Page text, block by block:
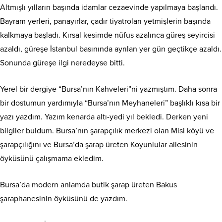
Altmışlı yılların başında idamlar cezaevinde yapılmaya başlandı.
Bayram yerleri, panayırlar, çadır tiyatroları yetmişlerin başında
kalkmaya başladı. Kırsal kesimde nüfus azalınca güreş seyircisi
azaldı, güreşe İstanbul basınında ayrılan yer gün geçtikçe azaldı.
Sonunda güreşe ilgi neredeyse bitti.
Yerel bir dergiye “Bursa’nın Kahveleri”ni yazmıştım. Daha sonra
bir dostumun yardımıyla “Bursa’nın Meyhaneleri” başlıklı kısa bir
yazı yazdım. Yazım kenarda altı-yedi yıl bekledi. Derken yeni
bilgiler buldum. Bursa’nın şarapçılık merkezi olan Misi köyü ve
şarapçılığını ve Bursa’da şarap üreten Koyunlular ailesinin
öyküsünü çalışmama ekledim.
Bursa’da modern anlamda butik şarap üreten Bakus
şaraphanesinin öyküsünü de yazdım.